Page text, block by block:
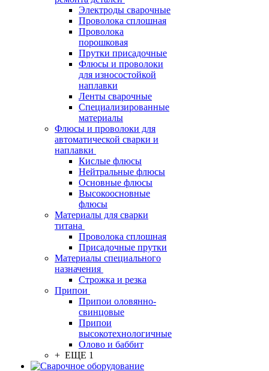
Электроды сварочные
Проволока сплошная
Проволока
порошковая
Прутки присадочные
Флюсы и проволоки
для износостойкой
наплавки
Ленты сварочные
Специализированные
материалы
Флюсы и проволоки для
автоматической сварки и
наплавки
Кислые флюсы
Нейтральные флюсы
Основные флюсы
Высокоосновные
флюсы
Материалы для сварки
титана
Проволока сплошная
Присадочные прутки
Материалы специального
назначения
Строжка и резка
Припои
Припои оловянно-
свинцовые
Припои
высокотехнологичные
Олово и баббит
+ ЕЩЕ 1